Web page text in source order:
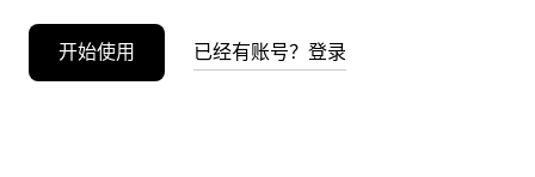
开始使用 已经有账号？登录